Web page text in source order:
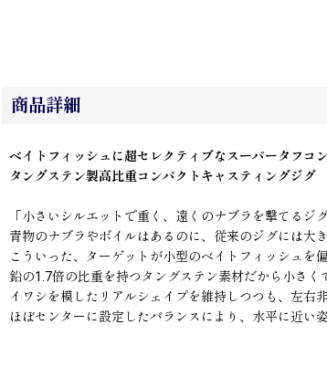
商品詳細
ベイトフィッシュに超セレクティブなスーパータフコ
タングステン製高比重コンパクトキャスティングジグ
「小さいシルエットで重く、遠くのナブラを撃てるジ
青物のナブラやボイルはあるのに、従来のジグには大
こういった、ターゲットが小型のベイトフィッシュを
鉛の1.7倍の比重を持つタングステン素材だから小さ
イワシを模したリアルシェイプを維持しつつも、左右
ほぼセンターに設定したバランスにより、水平に近い